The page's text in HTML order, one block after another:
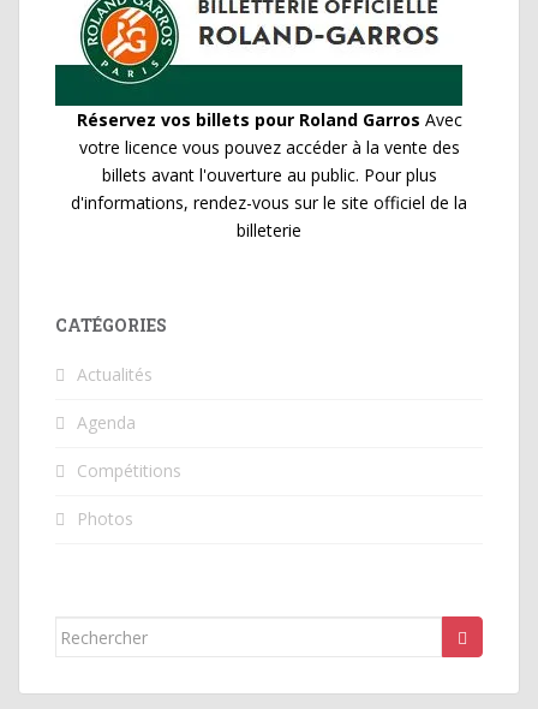
Réservez vos billets pour Roland Garros Avec
votre licence vous pouvez accéder à la vente des
billets avant l'ouverture au public. Pour plus
d'informations, rendez-vous sur le site officiel de la
billeterie
CATÉGORIES
Actualités
Agenda
Compétitions
Photos
Rechercher...